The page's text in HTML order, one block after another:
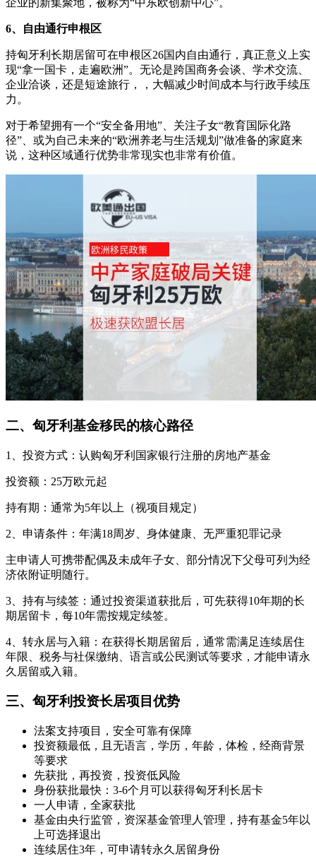
企业的新集聚地，被称为“中东欧创新中心”。
6、自由通行申根区
持匈牙利长期居留可在申根区26国内自由通行，真正意义上实
现“拿一国卡，走遍欧洲”。无论是跨国商务会谈、学术交流、
企业洽谈，还是短途旅行，，大幅减少时间成本与行政手续压
力。
对于希望拥有一个“安全备用地”、关注子女“教育国际化路
径”、或为自己未来的“欧洲养老与生活规划”做准备的家庭来
说，这种区域通行优势非常现实也非常有价值。
二、匈牙利基金移民的核心路径
1、投资方式：认购匈牙利国家银行注册的房地产基金
投资额：25万欧元起
持有期：通常为5年以上（视项目规定）
2、申请条件：年满18周岁、身体健康、无严重犯罪记录
主申请人可携带配偶及未成年子女、部分情况下父母可列为经
济依附证明随行。
3、持有与续签：通过投资渠道获批后，可先获得10年期的长
期居留卡，每10年需按规定续签。
4、转永居与入籍：在获得长期居留后，通常需满足连续居住
年限、税务与社保缴纳、语言或公民测试等要求，才能申请永
久居留或入籍。
三、匈牙利投资长居项目优势
法案支持项目，安全可靠有保障
投资额最低，且无语言，学历，年龄，体检，经商背景
等要求
先获批，再投资，投资低风险
身份获批最快：3-6个月可以获得匈牙利长居卡
一人申请，全家获批
基金由央行监管，资深基金管理人管理，持有基金5年以
上可选择退出
连续居住3年，可申请转永久居留身份